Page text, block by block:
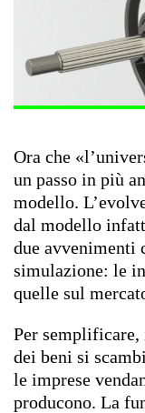
Ora che
un passo in più
modello.
dal modello
due avvenimenti
simulazione: le
quelle sul
Per
dei beni si
le imprese
producono. La